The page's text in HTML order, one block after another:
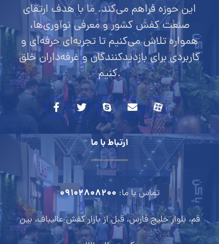
این حوزه فراهم می‌کند. ما با هدف ارتقای
صنعت کفش کشور و معرفی نوآوری‌ها،
همواره تلاش می‌کنیم تا تجربه‌ای حرفه‌ای و
کاربردی برای بازدیدکنندگان و غرفه‌داران خلق
کنیم.
ارتباط با ما
تماس با ما: 09102808200
قم، بلوار خلیج فارس، قبل از بازار کفش عالیباف، بین